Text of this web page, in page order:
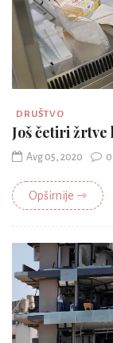
DRUŠTVO
Još četiri žrtve
Avg 05, 2020
Opširnije ⇾